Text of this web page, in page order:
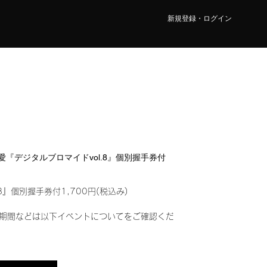
新規登録・ログイン
『デジタルブロマイドvol.8』個別握手券付
』個別握手券付1,700円(税込み)
間などは以下イベントについてをご確認くだ